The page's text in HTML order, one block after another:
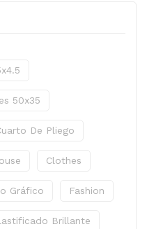
50x35
De Pliego
Clothes
Gráfico Fashion
Brillante